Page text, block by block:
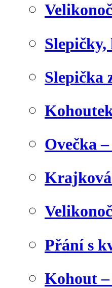
Slepička
Ovečka
Přání s
Kohout